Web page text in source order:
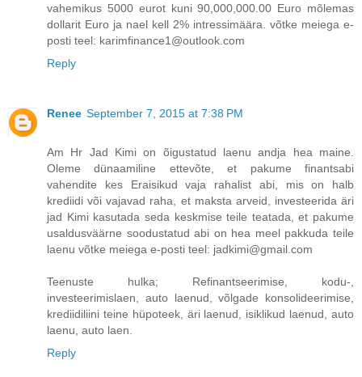
vahemikus 5000 eurot kuni 90,000,000.00 Euro mõlemas
dollarit Euro ja nael kell 2% intressimäära. võtke meiega e-
posti teel: karimfinance1@outlook.com
Reply
Renee September 7, 2015 at 7:38 PM
Am Hr Jad Kimi on õigustatud laenu andja hea maine.
Oleme dünaamiline ettevõte, et pakume finantsabi
vahendite kes Eraisikud vaja rahalist abi, mis on halb
krediidi või vajavad raha, et maksta arveid, investeerida äri
jad Kimi kasutada seda keskmise teile teatada, et pakume
usaldusväärne soodustatud abi on hea meel pakkuda teile
laenu võtke meiega e-posti teel: jadkimi@gmail.com
Teenuste hulka; Refinantseerimise, kodu-,
investeerimislaen, auto laenud, võlgade konsolideerimise,
krediidiliini teine ​​hüpoteek, äri laenud, isiklikud laenud, auto
laenu, auto laen.
Reply